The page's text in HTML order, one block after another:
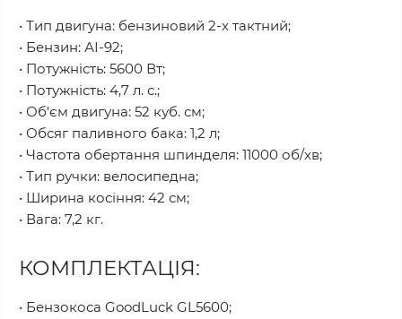
• Тип двигуна: бензиновий 2-х тактний;
• Бензин: АІ-92;
• Потужність: 5600 Вт;
• Потужність: 4,7 л. с.;
• Об'єм двигуна: 52 куб. см;
• Обсяг паливного бака: 1,2 л;
• Частота обертання шпинделя: 11000 об/хв;
• Тип ручки: велосипедна;
• Ширина косіння: 42 см;
• Вага: 7,2 кг.
КОМПЛЕКТАЦІЯ:
• Бензокоса GoodLuck GL5600;